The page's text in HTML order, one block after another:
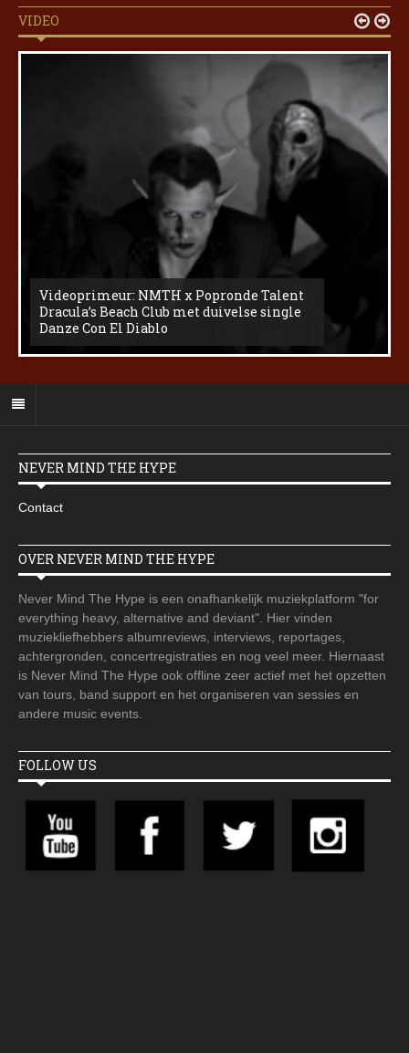
VIDEO
Videoprimeur: NMTH x Popronde Talent
Dracula’s Beach Club met duivelse single
Danze Con El Diablo
 
NEVER MIND THE HYPE
Contact
OVER NEVER MIND THE HYPE
Never Mind The Hype is een onafhankelijk muziekplatform "for
everything heavy, alternative and deviant". Hier vinden
muziekliefhebbers albumreviews, interviews, reportages,
achtergronden, concertregistraties en nog veel meer. Hiernaast
is Never Mind The Hype ook offline zeer actief met het opzetten
van tours, band support en het organiseren van sessies en
andere music events.
FOLLOW US